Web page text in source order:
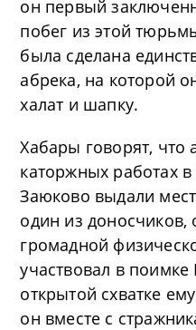
он первый
побег из этой
была сделана
абрека, на которой
халат и шапку.
Хабары говорят, что
каторжных работах
Заюково выдали
один из доносчиков,
громадной
участвовал в
открытой схватке
он вместе с